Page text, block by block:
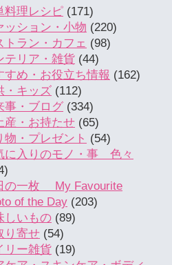
料理レシピ (171)
ッション・小物 (220)
トラン・カフェ (98)
テリア・雑貨 (44)
すめ・お役立ち情報 (162)
・キッズ (112)
事・ブログ (334)
産・お持たせ (65)
物・プレゼント (54)
に入りのモノ・事 色々
の一枚 My Favourite
of the Day (203)
しいもの (89)
り寄せ (54)
リー雑貨 (19)